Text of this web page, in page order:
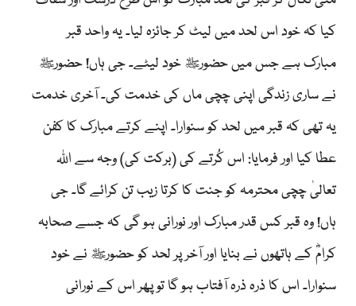
کیا کہ خود اس لحد میں لیٹ کر جائزہ لیا۔ یہ واحد قبر
مبارک ہے جس میں حضورﷺ خود لیٹے۔ جی ہاں! حضورﷺ
نے ساری زندگی اپنی چچی ماں کی خدمت کی۔ آخری خدمت
یہ تھی کہ قبر میں لحد کو سنوارا۔ اپنے کرتے مبارک کا کفن
عطا کیا اور فرمایا: اس کُرتے کی (برکت کی) وجہ سے اللہ
تعالیٰ چچی محترمہ کو جنت کا کرتا زیب تن کرائے گا۔ جی
ہاں! وہ قبر کس قدر مبارک اور نورانی ہو گی کہ جسے صحابہ
کرامؓ کے ہاتھوں نے بنایا اور آخر پر لحد کو حضورﷺ نے خود
سنوارا۔ اس کا ذرہ ذرہ آفتاب ہو گا تو پھر اس کے نورانی